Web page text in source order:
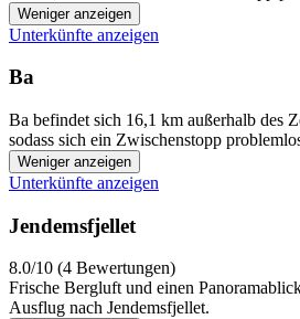
Weniger anzeigen
Unterkünfte anzeigen
Ba
Ba befindet sich 16,1 km außerhalb des
sodass sich ein Zwischenstopp
Weniger anzeigen
Unterkünfte anzeigen
Jendemsfjellet
8.0/10 (4 Bewertungen)
Frische Bergluft und einen
Ausflug nach Jendemsfjellet.